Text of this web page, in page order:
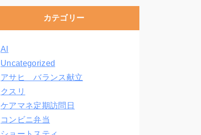
カテゴリー
AI
Uncategorized
アサヒ バランス献立
クスリ
ケアマネ定期訪問日
コンビニ弁当